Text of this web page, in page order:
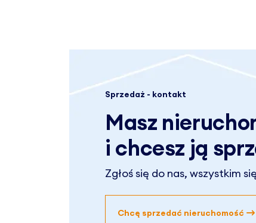
Sprzedaż - kontakt
Masz
i chcesz ją
Zgłoś się do nas, wszystkim
Chcę sprzedać nieruchomość